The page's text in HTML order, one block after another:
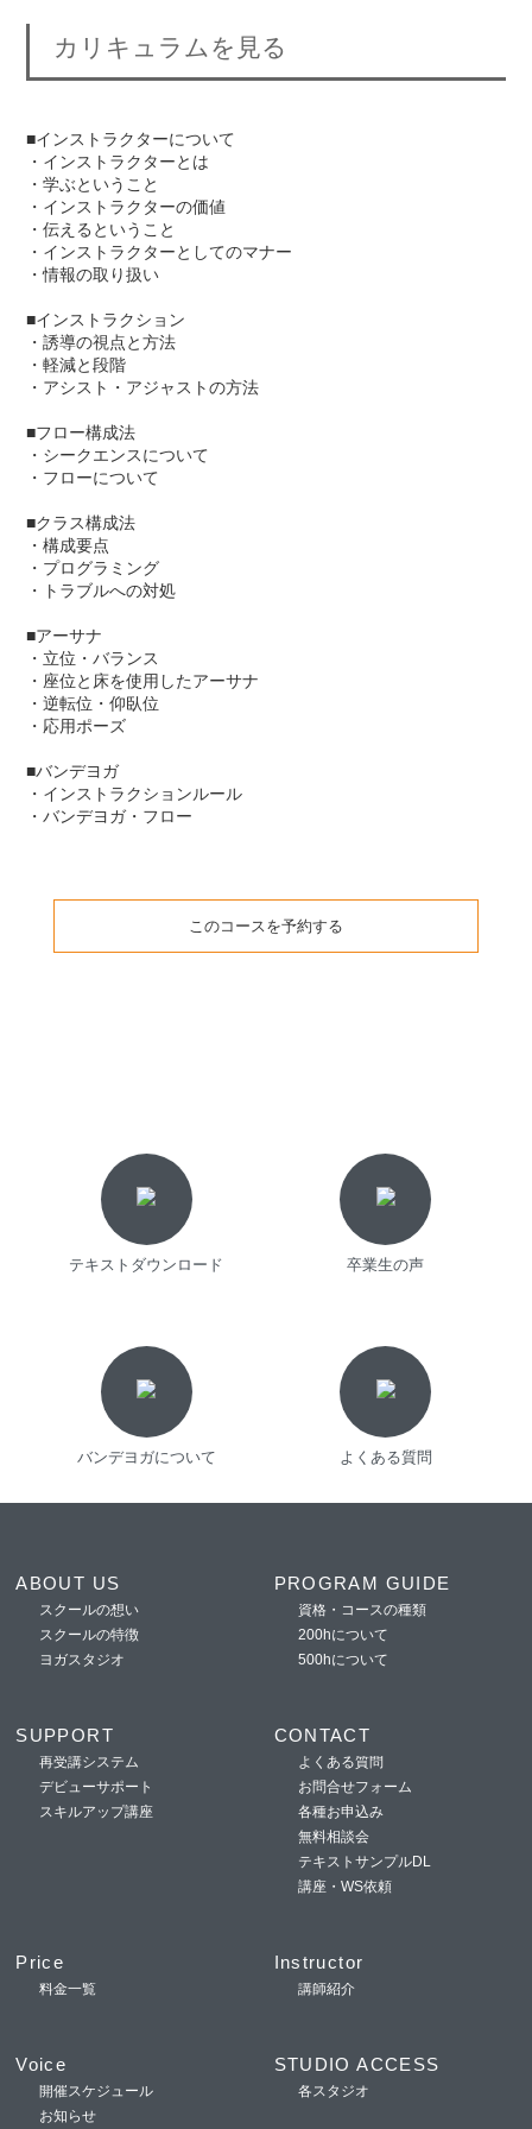
カリキュラムを見る
■インストラクターについて
・インストラクターとは
・学ぶということ
・インストラクターの価値
・伝えるということ
・インストラクターとしてのマナー
・情報の取り扱い
■インストラクション
・誘導の視点と方法
・軽減と段階
・アシスト・アジャストの方法
■フロー構成法
・シークエンスについて
・フローについて
■クラス構成法
・構成要点
・プログラミング
・トラブルへの対処
■アーサナ
・立位・バランス
・座位と床を使用したアーサナ
・逆転位・仰臥位
・応用ポーズ
■バンデヨガ
・インストラクションルール
・バンデヨガ・フロー
このコースを予約する
テキストダウンロード 卒業生の声
バンデヨガについて よくある質問
ABOUT US
スクールの想い
スクールの特徴
ヨガスタジオ
PROGRAM GUIDE
資格・コースの種類
200hについて
500hについて
SUPPORT
再受講システム
デビューサポート
スキルアップ講座
CONTACT
よくある質問
お問合せフォーム
各種お申込み
無料相談会
テキストサンプルDL
講座・WS依頼
Price
料金一覧
Instructor
講師紹介
Voice
開催スケジュール
お知らせ
STUDIO ACCESS
各スタジオ